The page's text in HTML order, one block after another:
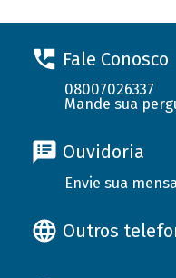
Fale Conosco
08007026337
Mande sua
Ouvidoria
Envie sua
Outros